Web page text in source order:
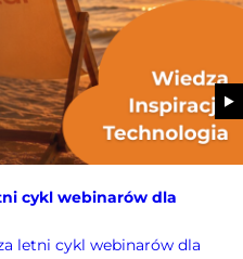
cykl webinarów dla
letni cykl webinarów dla